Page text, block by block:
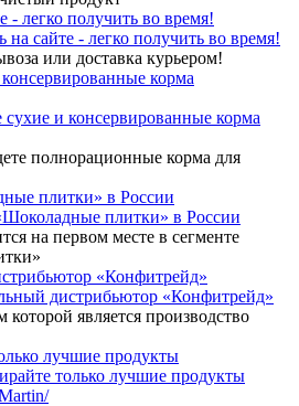
на сайте - легко получить во время!
или доставка курьером!
и консервированные корма
полнорационные корма для
плитки» в России
на первом месте в сегменте
дистрибьютор «Конфитрейд»
является производство
только лучшие продукты